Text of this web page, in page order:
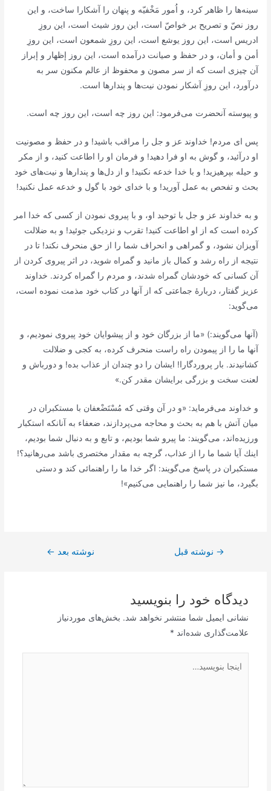
سینه‌ها را ظاهر كرد، و اُمور مَخْفیّه و پنهان را آشكارا ساخت، و این
روز نصّ و تصریح بر خواصّ است، این روز شیث است، این روزِ
ادریس است، این روز یوشع است، این روزِ شمعون است، این روزِ
أمن و أمان، و در حفظ و صیانت درآمده است، این روز إظهار و إبراز
آن چیزى است كه از سر مصون و محفوظ از عالم مكنون سر به
درآورد، این روزِ آشكار نمودن نیت‌ها و پندارها است.
و پیوسته آنحضرت مى‌فرمود: این روز چه است، این روز چه است.
پس اى مردم! خداوند عز و جل را مراقب باشید! و در حفظ و مصونیت
او درآئید، و گوش به او فرا دهید! و فرمان او را اطاعت كنید، و از مكر
و حیله بپرهیزید! و با خدا خدعه نكنید! و از دل‌ها و پندارها و نیت‌هاى خود
بحث و تفحص به عمل آورید! و با خداى خود با گول و خدعه عمل نكنید!
و به خداوند عز و جل با توحید او، و با پیروى نمودن از كسى كه خدا امر
كرده است كه از او اطاعت كنید! تقرب و نزدیكى جوئید! و به ضلالت
آویزان نشود، و گمراهى و انحراف شما را از حق منحرف نكند! تا در
نتیجه از راه رشد و كمال باز مانید و گمراه شوید، در اثر پیروى كردن از
آن كسانى كه خودشان گمراه شدند، و مردم را گمراه كردند. خداوند
عزیز گفتار، دربارۀ جماعتى كه از آنها در كتاب خود مذمت نموده است،
مى‌گوید:
(آنها مى‌گویند:) «ما از بزرگان خود و از پیشوایان خود پیروى نمودیم، و
آنها ما را از پیمودن راه راست منحرف كرده، به كجى و ضلالت
كشانیدند. بار پروردگارا! ایشان را دو چندان از عذاب بده! و دورباش و
لعنت سخت و بزرگى برایشان مقدر كن.»
و خداوند مى‌فرماید: «و در آن وقتى كه مُسْتَضْعفان با مستكبران در
میان آتش با هم به بحث و محاجه مى‌پردازند، ضعفاء به آنانكه استكبار
ورزیده‌اند، مى‌گویند: ما پیرو شما بودیم، و تابع و به دنبال شما بودیم،
اینك آیا شما ما را از عذاب، گرچه به مقدار مختصرى باشد مى‌رهانید؟!
مستكبران در پاسخ مى‌گویند: اگر خدا ما را راهنمائى كند و دستى
بگیرد، ما نیز شما را راهنمایى مى‌كنیم»!
راهبری
→ نوشته قبل نوشته بعد ←
دیدگاه‌ خود را بنویسید
نشانی ایمیل شما منتشر نخواهد شد. بخش‌های موردنیاز
علامت‌گذاری شده‌اند *
بنویسید…